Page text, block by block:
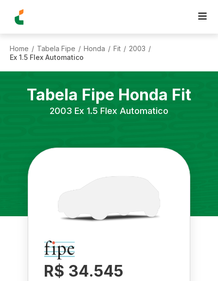
Home / Tabela Fipe / Honda / Fit / 2003 /
Ex 1.5 Flex Automatico
Tabela Fipe Honda Fit
2003 Ex 1.5 Flex Automatico
R$ 34.545